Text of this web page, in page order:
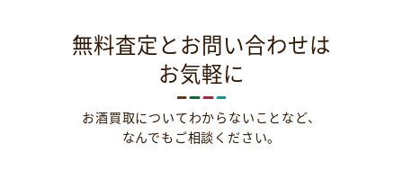
無料査定とお問い合わせは
お気軽に
お酒買取についてわからないことなど、
なんでもご相談ください。